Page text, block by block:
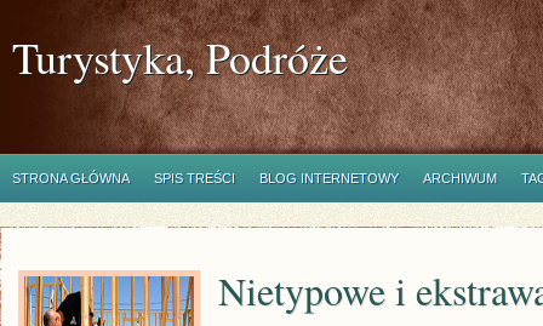
Turystyka, Podróże
STRONA GŁÓWNA SPIS TREŚCI BLOG INTERNETOWY ARCHIWUM
Nietypowe i